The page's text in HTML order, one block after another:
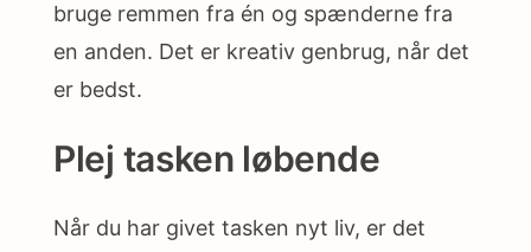
bruge remmen fra én og spænderne fra
en anden. Det er kreativ genbrug, når det
er bedst.
Plej tasken løbende
Når du har givet tasken nyt liv, er det